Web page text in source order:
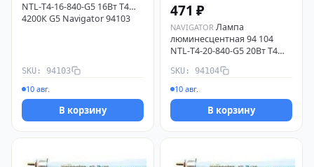
NTL-T4-16-840-G5 16Вт T4
4200К G5 Navigator 94103
SKU: 94103
10 авг.
В корзину
471 ₽
NAVIGATOR Лампа
люминесцентная 94 104
NTL-T4-20-840-G5 20Вт T4
SKU: 94104
10 авг.
В корзину